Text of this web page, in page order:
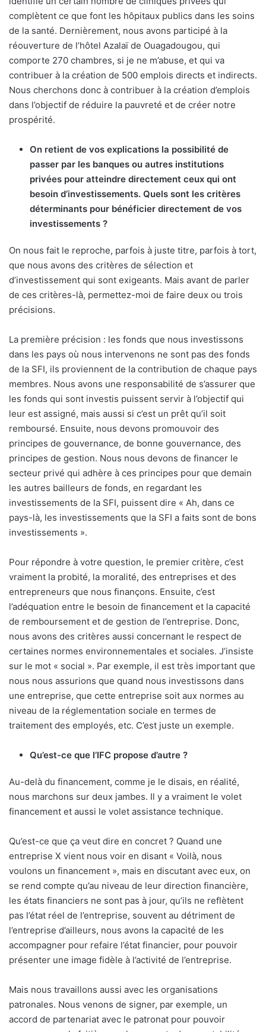
complètent ce que font les hôpitaux publics dans les soins
de la santé. Dernièrement, nous avons participé à la
réouverture de l’hôtel Azalaï de Ouagadougou, qui
comporte 270 chambres, si je ne m’abuse, et qui va
contribuer à la création de 500 emplois directs et indirects.
Nous cherchons donc à contribuer à la création d’emplois
dans l’objectif de réduire la pauvreté et de créer notre
prospérité.
On retient de vos explications la possibilité de
passer par les banques ou autres institutions
privées pour atteindre directement ceux qui ont
besoin d’investissements. Quels sont les critères
déterminants pour bénéficier directement de vos
investissements ?
On nous fait le reproche, parfois à juste titre, parfois à tort,
que nous avons des critères de sélection et
d’investissement qui sont exigeants. Mais avant de parler
de ces critères-là, permettez-moi de faire deux ou trois
précisions.
La première précision : les fonds que nous investissons
dans les pays où nous intervenons ne sont pas des fonds
de la SFI, ils proviennent de la contribution de chaque pays
membres. Nous avons une responsabilité de s’assurer que
les fonds qui sont investis puissent servir à l’objectif qui
leur est assigné, mais aussi si c’est un prêt qu’il soit
remboursé. Ensuite, nous devons promouvoir des
principes de gouvernance, de bonne gouvernance, des
principes de gestion. Nous nous devons de financer le
secteur privé qui adhère à ces principes pour que demain
les autres bailleurs de fonds, en regardant les
investissements de la SFI, puissent dire « Ah, dans ce
pays-là, les investissements que la SFI a faits sont de bons
investissements ».
Pour répondre à votre question, le premier critère, c’est
vraiment la probité, la moralité, des entreprises et des
entrepreneurs que nous finançons. Ensuite, c’est
l’adéquation entre le besoin de financement et la capacité
de remboursement et de gestion de l’entreprise. Donc,
nous avons des critères aussi concernant le respect de
certaines normes environnementales et sociales. J’insiste
sur le mot « social ». Par exemple, il est très important que
nous nous assurions que quand nous investissons dans
une entreprise, que cette entreprise soit aux normes au
niveau de la réglementation sociale en termes de
traitement des employés, etc. C’est juste un exemple.
Qu’est-ce que l’IFC propose d’autre ?
Au-delà du financement, comme je le disais, en réalité,
nous marchons sur deux jambes. Il y a vraiment le volet
financement et aussi le volet assistance technique.
Qu’est-ce que ça veut dire en concret ? Quand une
entreprise X vient nous voir en disant « Voilà, nous
voulons un financement », mais en discutant avec eux, on
se rend compte qu’au niveau de leur direction financière,
les états financiers ne sont pas à jour, qu’ils ne reflètent
pas l’état réel de l’entreprise, souvent au détriment de
l’entreprise d’ailleurs, nous avons la capacité de les
accompagner pour refaire l’état financier, pour pouvoir
présenter une image fidèle à l’activité de l’entreprise.
Mais nous travaillons aussi avec les organisations
patronales. Nous venons de signer, par exemple, un
accord de partenariat avec le patronat pour pouvoir